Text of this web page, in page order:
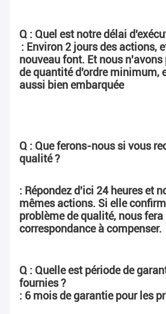
Q : Quel est notre délai
: Environ 2 jours des actions,
nouveau font. Et nous
de quantité d'ordre minimum,
aussi bien embarquée
Q : Que ferons-nous si vous
qualité ?
: Répondez d'ici 24 heures et
mêmes actions. Si elle
problème de qualité, nous fera
correspondance à compenser.
Q : Quelle est période de
fournies ?
: 6 mois de garantie pour les